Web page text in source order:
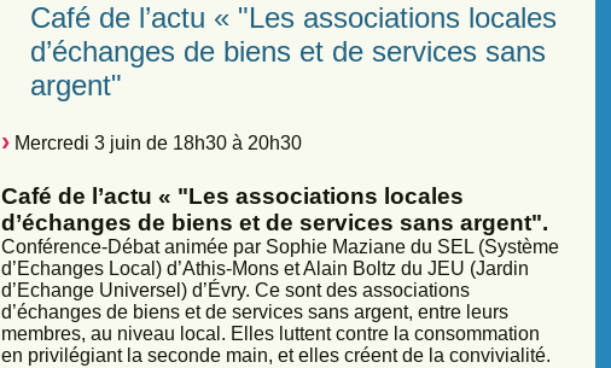
Café de l’actu « "Les associations locales
d’échanges de biens et de services sans
argent"
Mercredi 3 juin de 18h30 à 20h30
Café de l’actu « "Les associations locales
d’échanges de biens et de services sans argent".
Conférence-Débat animée par Sophie Maziane du SEL (Système
d’Echanges Local) d’Athis-Mons et Alain Boltz du JEU (Jardin
d’Echange Universel) d’Évry. Ce sont des associations
d’échanges de biens et de services sans argent, entre leurs
membres, au niveau local. Elles luttent contre la consommation
en privilégiant la seconde main, et elles créent de la convivialité.